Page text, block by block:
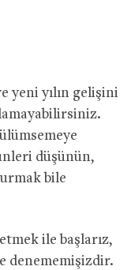
yeni yılın gelişini
düşünün,
bile
ile başlarız,
denememişizdir.